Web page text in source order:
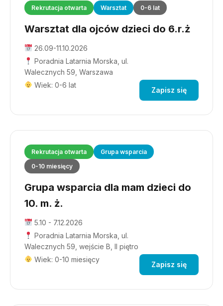
Rekrutacja otwarta Warsztat 0-6 lat
Warsztat dla ojców dzieci do 6.r.ż
26.09-11.10.2026
Poradnia Latarnia Morska, ul.
Walecznych 59, Warszawa
Wiek: 0-6 lat
Zapisz się
Rekrutacja otwarta
Grupa wsparcia
0-10 miesięcy
Grupa wsparcia dla mam dzieci do
10. m. ż.
5.10 - 7.12.2026
Poradnia Latarnia Morska, ul.
Walecznych 59, wejście B, II piętro
Wiek: 0-10 miesięcy
Zapisz się